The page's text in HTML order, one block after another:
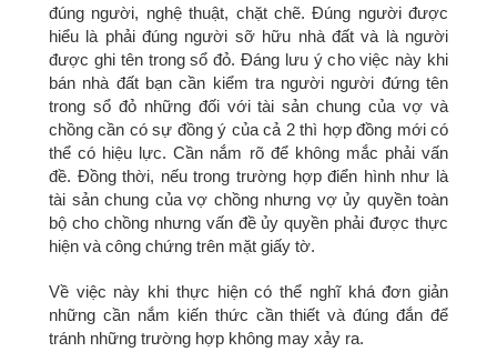
đúng người, nghệ thuật, chặt chẽ. Đúng người được
hiểu là phải đúng người sỡ hữu nhà đất và là người
được ghi tên trong sổ đỏ. Đáng lưu ý cho việc này khi
bán nhà đất bạn cần kiểm tra người người đứng tên
trong sổ đỏ những đối với tài sản chung của vợ và
chồng cần có sự đồng ý của cả 2 thì hợp đồng mới có
thể có hiệu lực. Cần nắm rõ để không mắc phải vấn
đề. Đồng thời, nếu trong trường hợp điển hình như là
tài sản chung của vợ chồng nhưng vợ ủy quyền toàn
bộ cho chồng nhưng vấn đề ủy quyền phải được thực
hiện và công chứng trên mặt giấy tờ.
Về việc này khi thực hiện có thể nghĩ khá đơn giản
những cần nắm kiến thức cần thiết và đúng đắn để
tránh những trường hợp không may xảy ra.